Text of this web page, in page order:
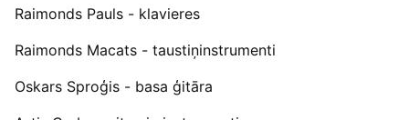
Raimonds Pauls - klavieres
Raimonds Macats - taustiņinstrumenti
Oskars Sproģis - basa ģitāra